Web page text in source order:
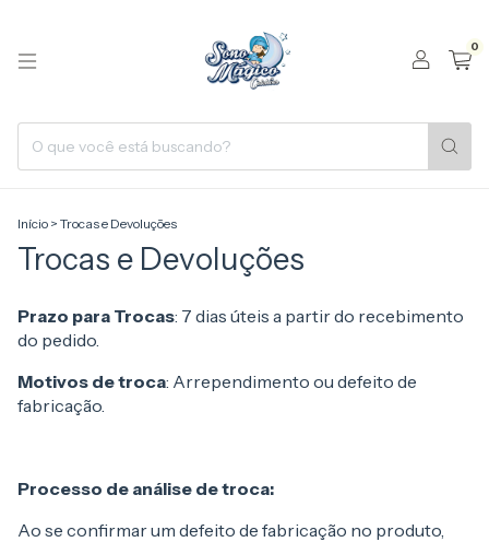
0
Início > Trocas e Devoluções
Trocas e Devoluções
Prazo para Trocas: 7 dias úteis a partir do recebimento
do pedido.
Motivos de troca: Arrependimento ou defeito de
fabricação.
Processo de análise de troca:
Ao se confirmar um defeito de fabricação no produto,